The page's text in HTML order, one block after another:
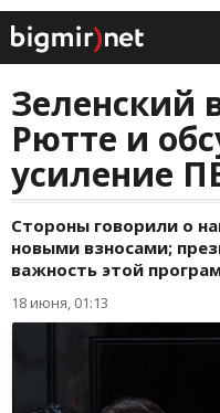
Зеленский
Рютте и
усиление
Стороны говорили о
новыми взносами;
важность этой
18 июня, 01:13